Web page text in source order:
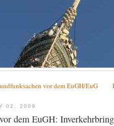
vor dem EuGH/EuG
02, 2009
dem EuGH: